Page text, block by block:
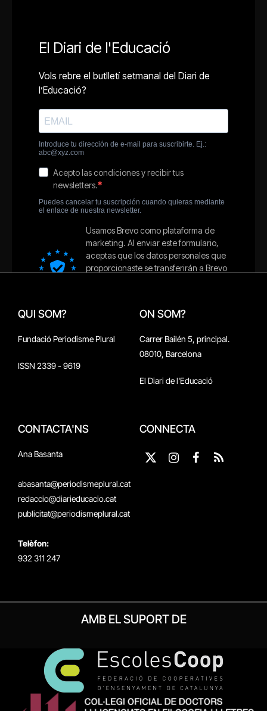
QUI SOM?
Fundació Periodisme Plural
ISSN 2339 - 9619
ON SOM?
Carrer Bailén 5, principal.
08010, Barcelona
El Diari de l'Educació
CONTACTA'NS
Ana Basanta
abasanta@periodismeplural.cat
redaccio@diarieducacio.cat
publicitat@periodismeplural.cat
Telèfon:
932 311 247
CONNECTA
X
Instagram
Facebook
RSS
AMB EL SUPORT DE